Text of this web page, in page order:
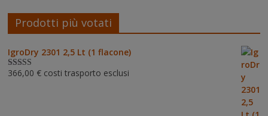
Prodotti più votati
IgroDry 2301 2,5 Lt (1 flacone)
Valutato5.00
366,00 € costi trasporto esclusi